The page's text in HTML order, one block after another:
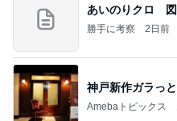
あいのりクロ 図
勝手に考察 2日前
神戸新作ガラっ
Amebaトピックス